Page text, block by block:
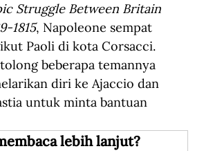
Struggle Between Britain
1815, Napoleone sempat
Paoli di kota Corsacci.
beberapa temannya
diri ke Ajaccio dan
untuk minta bantuan
lebih lanjut?